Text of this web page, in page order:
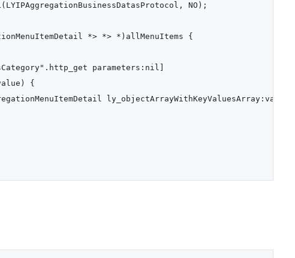
NO);
*> *> *)allMenuItems {
parameters:nil]
{
ly_objectArrayWithKeyValuesArray:value];